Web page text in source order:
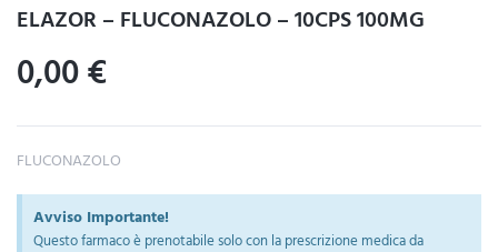
ELAZOR – FLUCONAZOLO – 10CPS 100MG
0,00€
FLUCONAZOLO
Avviso Importante!
Questo farmaco è prenotabile solo con la prescrizione medica da